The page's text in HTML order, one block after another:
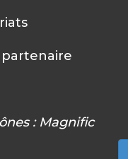
: Magnific